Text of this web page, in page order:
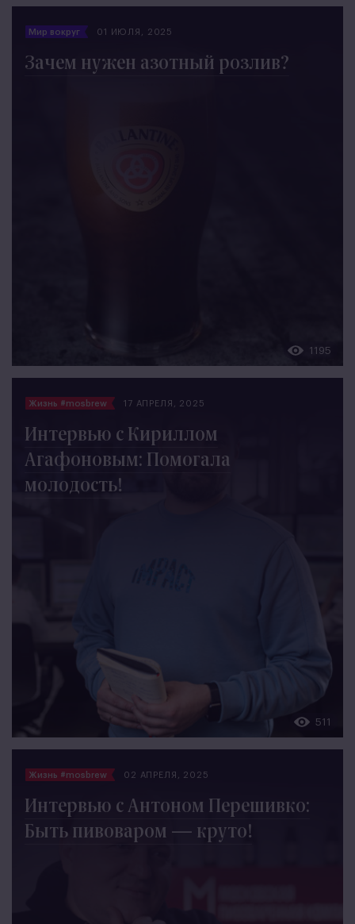
Мир вокруг 01 ИЮЛЯ, 2025
Зачем нужен азотный розлив?
1195
Жизнь #mosbrew 17 АПРЕЛЯ, 2025
Интервью с Кириллом
Агафоновым: Помогала
молодость!
511
Жизнь #mosbrew 02 АПРЕЛЯ, 2025
Интервью с Антоном Перешивко:
Быть пивоваром — круто!